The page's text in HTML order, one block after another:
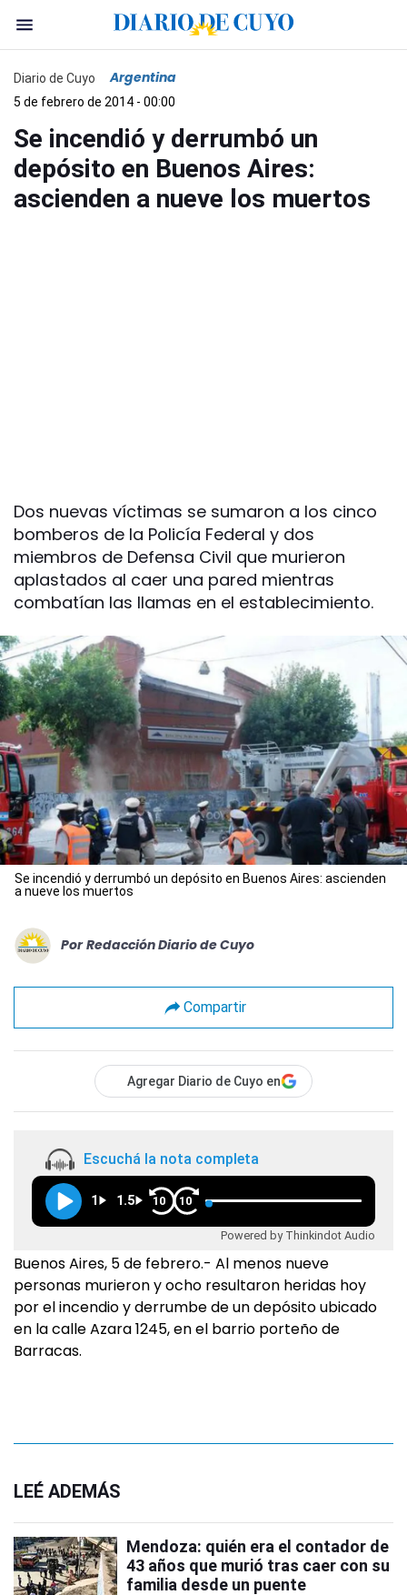
Diario de Cuyo Argentina
5 de febrero de 2014 - 00:00
Se incendió y derrumbó un
depósito en Buenos Aires:
ascienden a nueve los muertos
Dos nuevas víctimas se sumaron a los cinco
bomberos de la Policía Federal y dos
miembros de Defensa Civil que murieron
aplastados al caer una pared mientras
combatían las llamas en el establecimiento.
Se incendió y derrumbó un depósito en Buenos Aires: ascienden
a nueve los muertos
Por Redacción Diario de Cuyo
Compartir
Agregar Diario de Cuyo en
Escuchá la nota completa
1 1.5 10 10
Powered by Thinkindot Audio
Buenos Aires, 5 de febrero.- Al menos nueve
personas murieron y ocho resultaron heridas hoy
por el incendio y derrumbe de un depósito ubicado
en la calle Azara 1245, en el barrio porteño de
Barracas.
LEÉ ADEMÁS
Mendoza: quién era el contador de
43 años que murió tras caer con su
familia desde un puente